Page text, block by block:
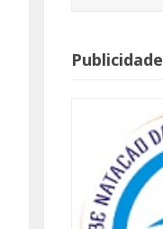
Publicidade